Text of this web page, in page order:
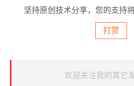
坚持原创技术分享，您的支持
打赏
欢迎关注我的其它